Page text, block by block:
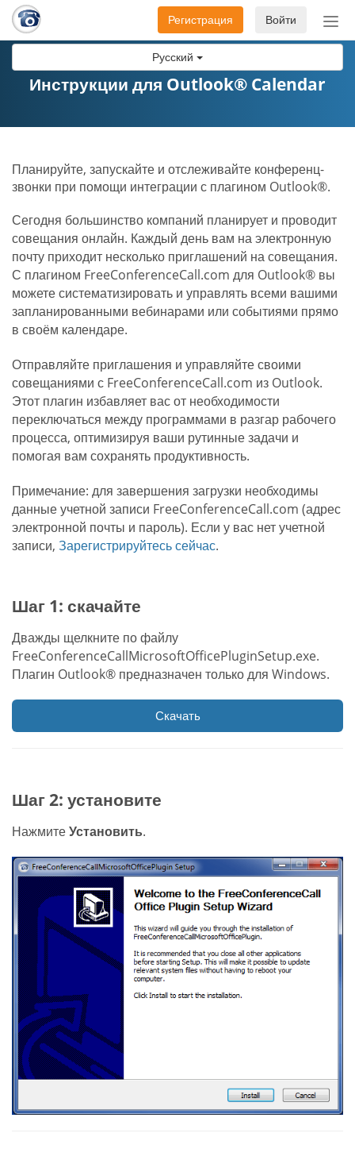
Русский
Войти
Регистрация
Инструкции для Outlook® Calendar
Планируйте, запускайте и отслеживайте конференц-
звонки при помощи интеграции с плагином Outlook®.
Сегодня большинство компаний планирует и проводит
совещания онлайн. Каждый день вам на электронную
почту приходит несколько приглашений на совещания.
С плагином FreeConferenceCall.com для Outlook® вы
можете систематизировать и управлять всеми вашими
запланированными вебинарами или событиями прямо
в своём календаре.
Отправляйте приглашения и управляйте своими
совещаниями с FreeConferenceCall.com из Outlook.
Этот плагин избавляет вас от необходимости
переключаться между программами в разгар рабочего
процесса, оптимизируя ваши рутинные задачи и
помогая вам сохранять продуктивность.
Примечание: для завершения загрузки необходимы
данные учетной записи FreeConferenceCall.com (адрес
электронной почты и пароль). Если у вас нет учетной
записи, Зарегистрируйтесь сейчас.
Шаг 1: скачайте
Дважды щелкните по файлу
FreeConferenceCallMicrosoftOfficePluginSetup.exe.
Плагин Outlook® предназначен только для Windows.
Скачать
Шаг 2: установите
НажмитеУстановить.